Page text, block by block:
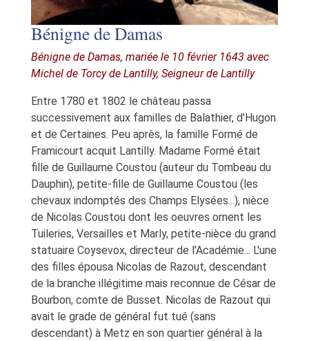
Bénigne de Damas
Bénigne de Damas, mariée le 10 février 1643 avec
Michel de Torcy de Lantilly, Seigneur de Lantilly
Entre 1780 et 1802 le château passa
successivement aux familles de Balathier, d'Hugon
et de Certaines. Peu après, la famille Formé de
Framicourt acquit Lantilly. Madame Formé était
fille de Guillaume Coustou (auteur du Tombeau du
Dauphin), petite-fille de Guillaume Coustou (les
chevaux indomptés des Champs Elysées...), nièce
de Nicolas Coustou dont les oeuvres ornent les
Tuileries, Versailles et Marly, petite-nièce du grand
statuaire Coysevox, directeur de l'Académie... L'une
des filles épousa Nicolas de Razout, descendant
de la branche illégitime mais reconnue de César de
Bourbon, comte de Busset. Nicolas de Razout qui
avait le grade de général fut tué (sans
descendant) à Metz en son quartier général à la